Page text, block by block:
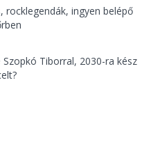
ingyen belépő
Tiborral, 2030-ra kész